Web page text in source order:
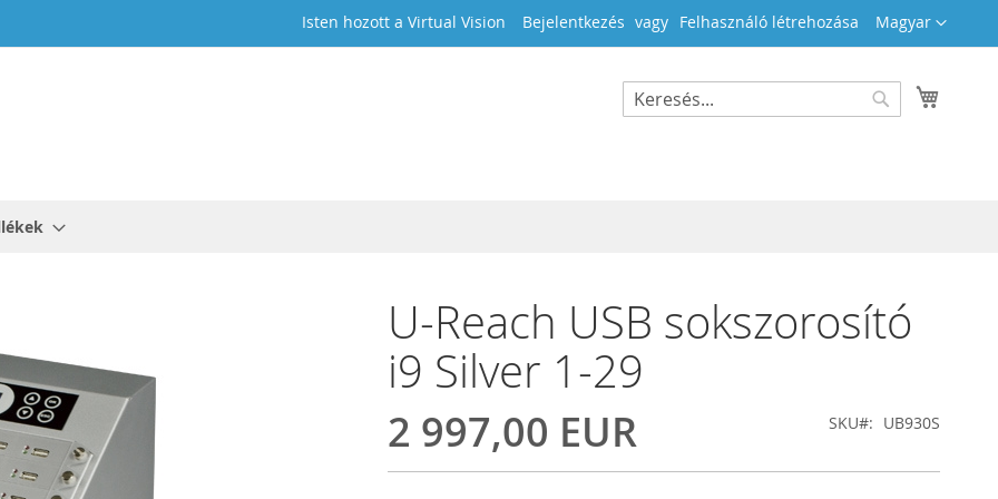
Nyelv
Magyar
Isten hozott a Virtual Vision Bejelentkezés Felhasználó létrehozása
Search
U-Reach USB sokszorosító
i9 Silver 1-29
2 997,00 EUR SKU UB930S